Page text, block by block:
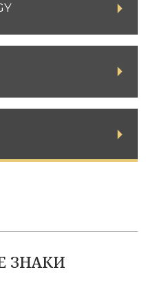
ЗНАКИ